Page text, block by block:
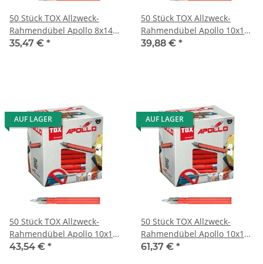
50 Stück TOX Allzweck-
Rahmendübel Apollo 8x140
mm
35,47 € *
50 Stück TOX Allzweck-
Rahmendübel Apollo 10x100
mm
39,88 € *
AUF LAGER
50 Stück TOX Allzweck-
Rahmendübel Apollo 10x120
mm
43,54 € *
AUF LAGER
50 Stück TOX Allzweck-
Rahmendübel Apollo 10x140
mm
61,37 € *